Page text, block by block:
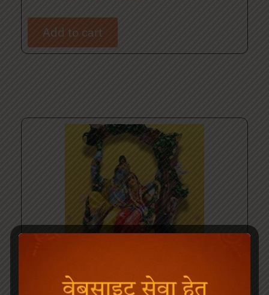
Add to cart